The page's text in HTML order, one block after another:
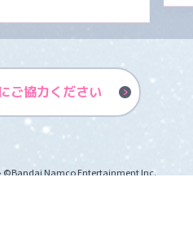
ご協力ください
©Bandai Namco Entertainment Inc.